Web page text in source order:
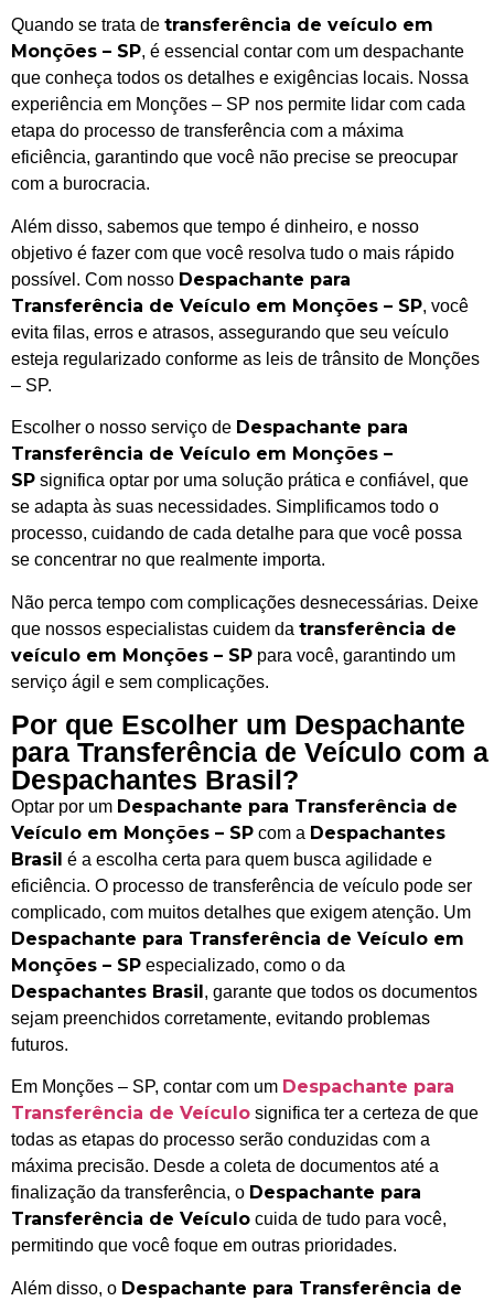
Quando se trata de transferência de veículo em
Monções – SP, é essencial contar com um despachante
que conheça todos os detalhes e exigências locais. Nossa
experiência em Monções – SP nos permite lidar com cada
etapa do processo de transferência com a máxima
eficiência, garantindo que você não precise se preocupar
com a burocracia.
Além disso, sabemos que tempo é dinheiro, e nosso
objetivo é fazer com que você resolva tudo o mais rápido
possível. Com nosso Despachante para
Transferência de Veículo em Monções – SP, você
evita filas, erros e atrasos, assegurando que seu veículo
esteja regularizado conforme as leis de trânsito de Monções
– SP.
Escolher o nosso serviço de Despachante para
Transferência de Veículo em Monções –
SP significa optar por uma solução prática e confiável, que
se adapta às suas necessidades. Simplificamos todo o
processo, cuidando de cada detalhe para que você possa
se concentrar no que realmente importa.
Não perca tempo com complicações desnecessárias. Deixe
que nossos especialistas cuidem da transferência de
veículo em Monções – SP para você, garantindo um
serviço ágil e sem complicações.
Por que Escolher um Despachante
para Transferência de Veículo com a
Despachantes Brasil?
Optar por um Despachante para Transferência de
Veículo em Monções – SP com a Despachantes
Brasil é a escolha certa para quem busca agilidade e
eficiência. O processo de transferência de veículo pode ser
complicado, com muitos detalhes que exigem atenção. Um
Despachante para Transferência de Veículo em
Monções – SP especializado, como o da
Despachantes Brasil, garante que todos os documentos
sejam preenchidos corretamente, evitando problemas
futuros.
Em Monções – SP, contar com um Despachante para
Transferência de Veículo significa ter a certeza de que
todas as etapas do processo serão conduzidas com a
máxima precisão. Desde a coleta de documentos até a
finalização da transferência, o Despachante para
Transferência de Veículo cuida de tudo para você,
permitindo que você foque em outras prioridades.
Além disso, o Despachante para Transferência de